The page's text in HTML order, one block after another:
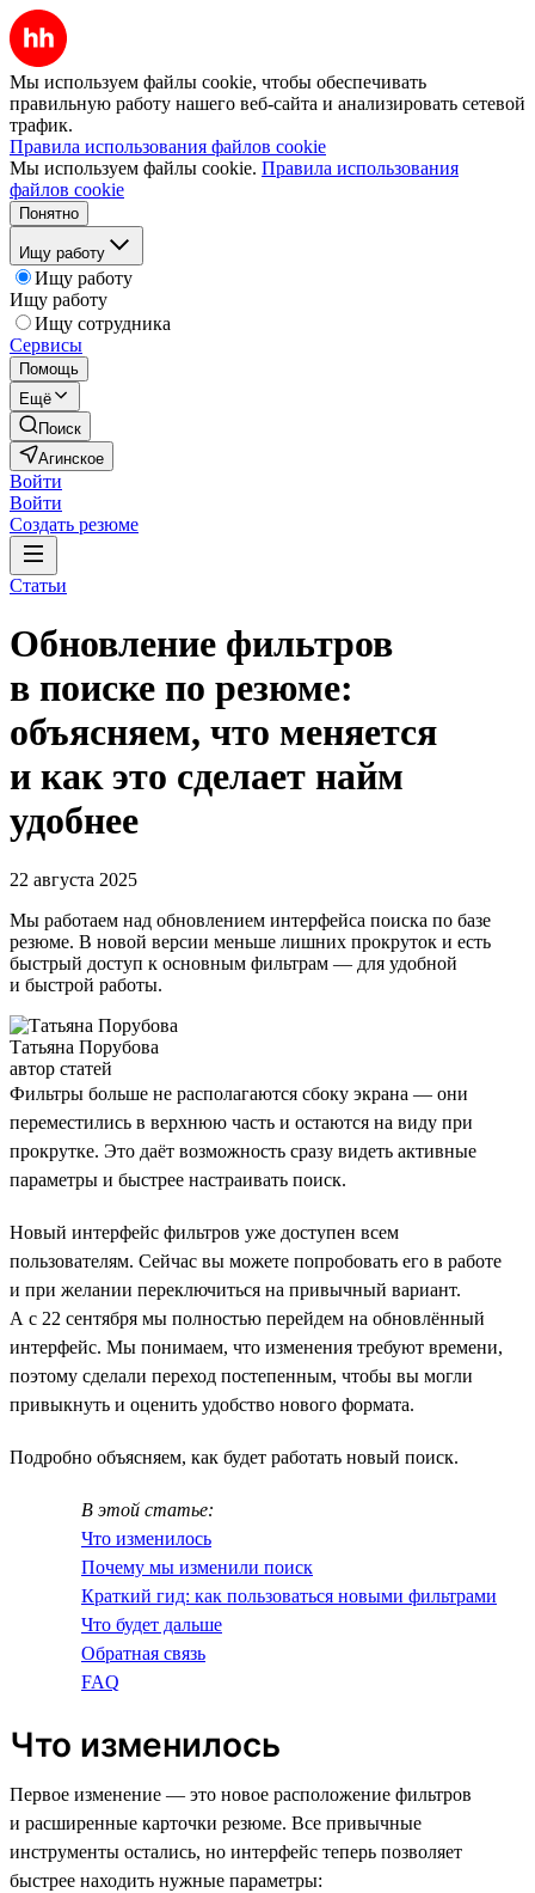
Мы используем файлы cookie, чтобы обеспечивать
правильную работу нашего веб-сайта и анализировать сетевой
трафик.
Правила использования файлов cookie
Мы используем файлы cookie. Правила использования
файлов cookie
Понятно
Ищу работу
Ищу работу
Ищу работу
Ищу сотрудника
Сервисы
Помощь
Ещё
Поиск
Агинское
Войти
Войти
Создать резюме
Статьи
Обновление фильтров
в поиске по резюме:
объясняем, что меняется
и как это сделает найм
удобнее
22 августа 2025
Мы работаем над обновлением интерфейса поиска по базе
резюме. В новой версии меньше лишних прокруток и есть
быстрый доступ к основным фильтрам — для удобной
и быстрой работы.
Татьяна Порубова
автор статей
Фильтры больше не располагаются сбоку экрана — они
переместились в верхнюю часть и остаются на виду при
прокрутке. Это даёт возможность сразу видеть активные
параметры и быстрее настраивать поиск.
Новый интерфейс фильтров уже доступен всем
пользователям. Сейчас вы можете попробовать его в работе
и при желании переключиться на привычный вариант.
А с 22 сентября мы полностью перейдем на обновлённый
интерфейс. Мы понимаем, что изменения требуют времени,
поэтому сделали переход постепенным, чтобы вы могли
привыкнуть и оценить удобство нового формата.
Подробно объясняем, как будет работать новый поиск.
В этой статье:
Что изменилось
Почему мы изменили поиск
Краткий гид: как пользоваться новыми фильтрами
Что будет дальше
Обратная связь
FAQ
Что изменилось
Первое изменение — это новое расположение фильтров
и расширенные карточки резюме. Все привычные
инструменты остались, но интерфейс теперь позволяет
быстрее находить нужные параметры: